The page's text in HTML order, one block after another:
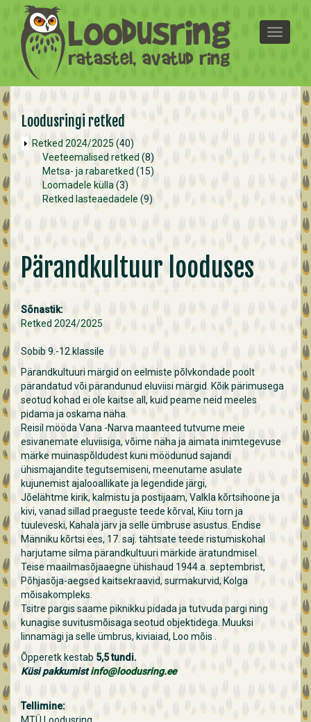
Liigu edasi põhisisu juurde
T
o
l
Loodusringi retked
Retked 2024/2025 (40)
Veeteemalised retked (8)
Metsa- ja rabaretked (15)
Loomadele külla (3)
Retked lasteaedadele (9)
Pärandkultuur looduses
Sõnastik:
Retked 2024/2025
Sobib 9.-12.klassile
Pärandkultuuri märgid on eelmiste põlvkondade poolt
pärandatud või pärandunud eluviisi märgid. Kõik pärimusega
seotud kohad ei ole kaitse all, kuid peame neid meeles
pidama ja oskama näha.
Reisil mööda Vana -Narva maanteed tutvume meie
esivanemate eluviisiga, võime näha ja aimata inimtegevuse
märke muinaspõldudest kuni möödunud sajandi
ühismajandite tegutsemiseni, meenutame asulate
kujunemist ajalooallikate ja legendide järgi,
Jõelähtme kirik, kalmistu ja postijaam, Valkla kõrtsihoone ja
kivi, vanad sillad praeguste teede kõrval, Kiiu torn ja
tuuleveski, Kahala järv ja selle ümbruse asustus. Endise
Männiku kõrtsi ees, 17. saj. tähtsate teede ristumiskohal
harjutame silma pärandkultuuri märkide äratundmisel.
Teise maailmasõjaaegne ühishaud 1944.a. septembrist,
Põhjasõja-aegsed kaitsekraavid, surmakurvid, Kolga
mõisakompleks.
Tsitre pargis saame piknikku pidada ja tutvuda pargi ning
kunagise suvitusmõisaga seotud objektidega. Muuksi
linnamägi ja selle ümbrus, kiviaiad, Loo mõis .
Õpperetk kestab 5,5 tundi.
Küsi pakkumistinfo@loodusring.ee
Tellimine: